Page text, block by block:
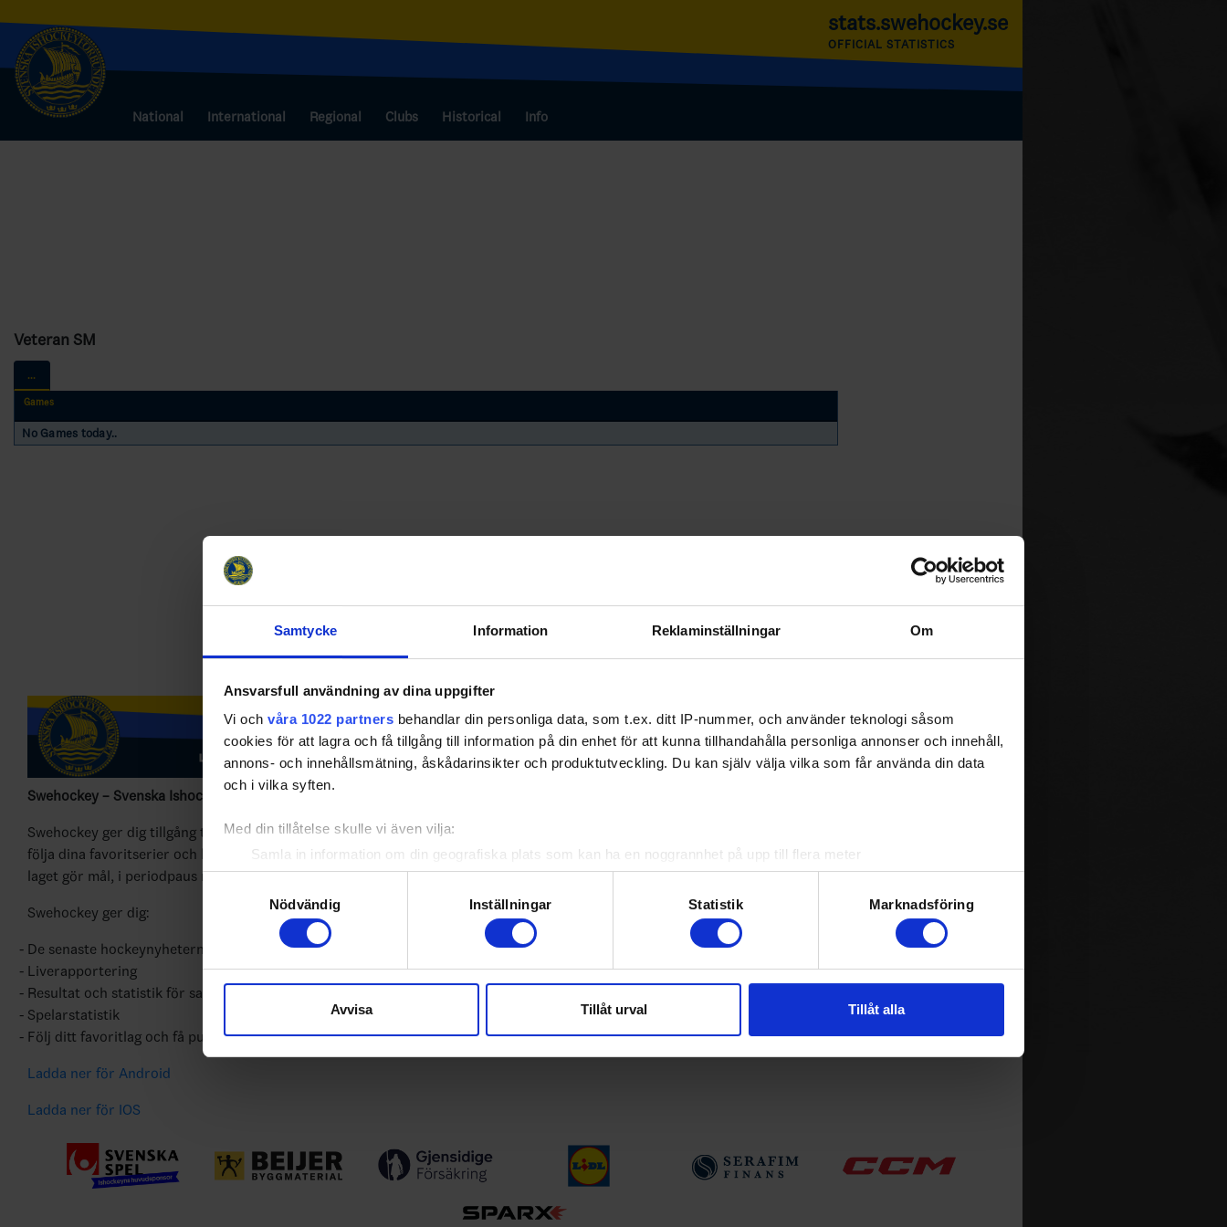
Samtycke Information Reklaminställningar Om
Ansvarsfull användning av dina uppgifter
Vi och våra 1022 partners behandlar din personliga data, som t.ex. ditt IP-nummer, och använder teknologi såsom
cookies för att lagra och få tillgång till information på din enhet för att kunna tillhandahålla personliga annonser och innehåll,
annons- och innehållsmätning, åskådarinsikter och produktutveckling. Du kan själv välja vilka som får använda din data
och i vilka syften.
Med din tillåtelse skulle vi även vilja:
Samla in information om din geografiska plats som kan ha en noggrannhet på upp till flera meter
Identifiera din enhet genom att aktivt skanna den för specifika kännetecken (fingeravtryck)
Ta reda på mer om hur dina personliga uppgifter behandlas och ställ in dina preferenser i
detaljsektionen. Du kan ändra
eller dra tillbaka ditt samtycke när som helst från cookie-förklaringen.
Vi använder enhetsidentifierare för att anpassa innehållet och annonserna till användarna, tillhandahålla funktioner för
sociala medier och analysera vår trafik. Vi vidarebefordrar även sådana identifierare och annan information från din enhet
till de sociala medier och annons- och analysföretag som vi samarbetar med. Dessa kan i sin tur kombinera informationen
med annan information som du har tillhandahållit eller som de har samlat in när du har använt deras tjänster.
Samtyckesval
Nödvändig
Inställningar Statistik Marknadsföring
Avvisa Tillåt urval Tillåt alla
National International Regional Clubs Historical Info
stats.swehockey.se
OFFICIAL STATISTICS
Veteran SM
...
Games
No Games today..
Swehockey – Svenska Ishockeyförbundets officiella app
Swehockey ger dig tillgång till nyheter, livebevakning och statistik för samtliga ishockeyserier som spelas i Sverige. Du kan
följa dina favoritserier och lägga upp egna favoritlag i appen. För dina favoritlag kan du sedan välja att få pushnotiser när
laget gör mål, i periodpaus m.m.
Swehockey ger dig:
De senaste hockeynyheterna ifrån Svenska Ishockeyförbundet
Liverapportering
Resultat och statistik för samtliga serier
Spelarstatistik
Följ ditt favoritlag och få pushnotiser vid viktiga händelser
Ladda ner för Android
Ladda ner för IOS